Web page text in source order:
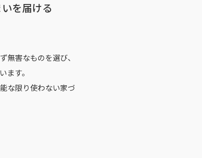
を届ける
無害なものを選び、
ます。
な限り使わない家づ